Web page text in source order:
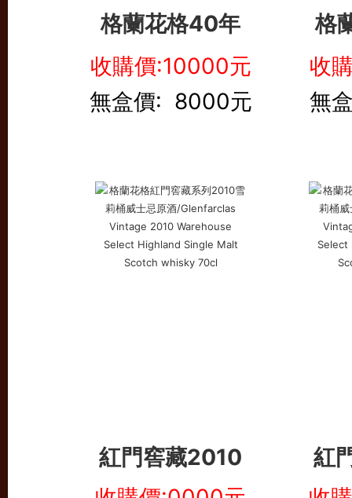
格蘭花格40年
格
收購價:10000元
無盒價: 8000元
收
無
紅門窖藏2010
紅